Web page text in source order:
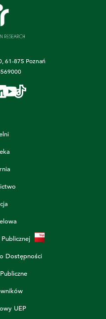
61-875 Poznań
Dostępności
UEP